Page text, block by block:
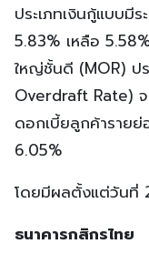
ประเภทเงินกู้แบบมี
5.83% เหลือ
ใหญ่ชั้นดี (MOR) ป
Overdraft Rate)
ดอกเบี้ยลูกค้าราย
6.05%
โดยมีผลตั้งแต่วันที่
ธนาคารกสิกรไทย